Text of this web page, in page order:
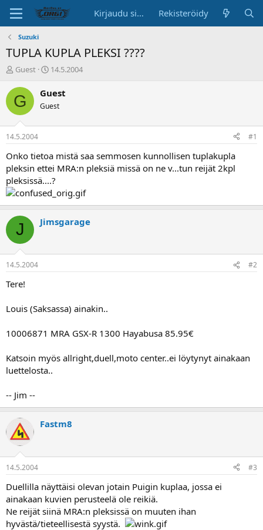
Kirjaudu sisään Rekisteröidy
Suzuki
TUPLA KUPLA PLEKSI ????
K
s
k
s
t
e
l
u
n
a
l
o
i
t
a
a
Guest
A
o
t
p
ä
v
ä
14.5.2004
G Guest
Guest
14.5.2004 #1
Onko tietoa mistä saa semmosen kunnollisen tuplakupla
pleksin ettei MRA:n pleksiä missä on ne v...tun reijät 2kpl
pleksissä....?
J Jimsgarage
14.5.2004 #2
Tere!
Louis (Saksassa) ainakin..
10006871 MRA GSX-R 1300 Hayabusa 85.95€
Katsoin myös allright,duell,moto center..ei löytynyt ainakaan
luettelosta..
-- Jim --
Fastm8
14.5.2004 #3
Duellilla näyttäisi olevan jotain Puigin kuplaa, jossa ei
ainakaan kuvien perusteelä ole reikiä.
Ne reijät siinä MRA:n pleksissä on muuten ihan
hyvästä/tieteellisestä syystä.